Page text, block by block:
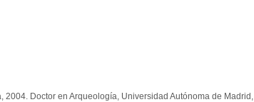
Doctor en Arqueología, Universidad Autónoma de Madrid,